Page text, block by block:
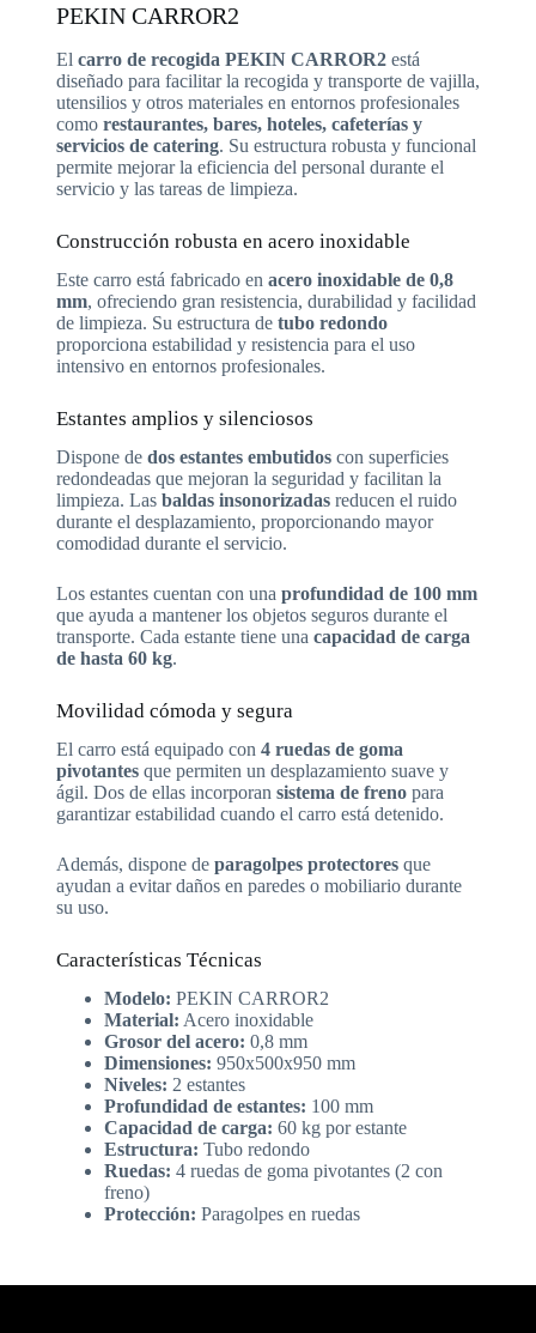
PEKIN CARROR2
El carro de recogida PEKIN CARROR2está
diseñado para facilitar la recogida y transporte de vajilla,
utensilios y otros materiales en entornos profesionales
como restaurantes, bares, hoteles, cafeterías y
servicios de catering. Su estructura robusta y funcional
permite mejorar la eficiencia del personal durante el
servicio y las tareas de limpieza.
Construcción robusta en acero inoxidable
Este carro está fabricado en acero inoxidable de 0,8
mm, ofreciendo gran resistencia, durabilidad y facilidad
de limpieza. Su estructura de tubo redondo
proporciona estabilidad y resistencia para el uso
intensivo en entornos profesionales.
Estantes amplios y silenciosos
Dispone de dos estantes embutidoscon superficies
redondeadas que mejoran la seguridad y facilitan la
limpieza. Las baldas insonorizadasreducen el ruido
durante el desplazamiento, proporcionando mayor
comodidad durante el servicio.
Los estantes cuentan con una profundidad de 100 mm
que ayuda a mantener los objetos seguros durante el
transporte. Cada estante tiene una capacidad de carga
de hasta 60 kg.
Movilidad cómoda y segura
El carro está equipado con 4 ruedas de goma
pivotantesque permiten un desplazamiento suave y
ágil. Dos de ellas incorporan sistema de frenopara
garantizar estabilidad cuando el carro está detenido.
Además, dispone de paragolpes protectoresque
ayudan a evitar daños en paredes o mobiliario durante
su uso.
Características Técnicas
Modelo: PEKIN CARROR2
Material: Acero inoxidable
Grosor del acero: 0,8 mm
Dimensiones: 950x500x950 mm
Niveles: 2 estantes
Profundidad de estantes: 100 mm
Capacidad de carga: 60 kg por estante
Estructura: Tubo redondo
Ruedas: 4 ruedas de goma pivotantes (2 con
freno)
Protección: Paragolpes en ruedas